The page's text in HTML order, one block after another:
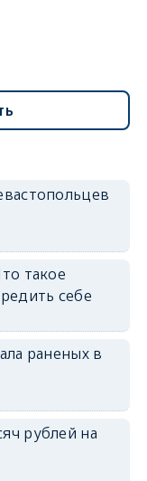
такое
себе
раненых в
рублей на